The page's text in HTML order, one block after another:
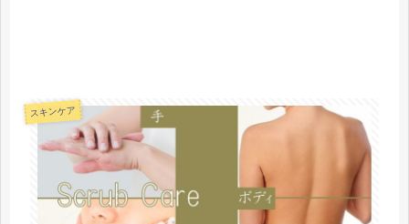
スキンケア